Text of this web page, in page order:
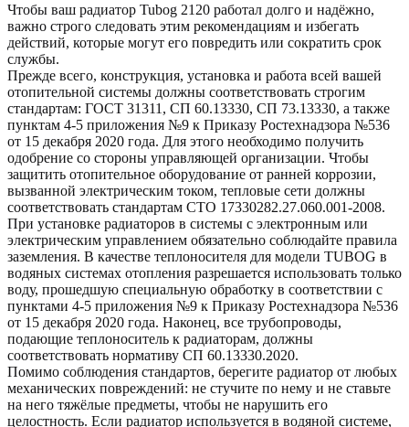
Чтобы ваш радиатор Tubog 2120 работал долго и надёжно,
важно строго следовать этим рекомендациям и избегать
действий, которые могут его повредить или сократить срок
службы.
Прежде всего, конструкция, установка и работа всей вашей
отопительной системы должны соответствовать строгим
стандартам: ГОСТ 31311, СП 60.13330, СП 73.13330, а также
пунктам 4-5 приложения №9 к Приказу Ростехнадзора №536
от 15 декабря 2020 года. Для этого необходимо получить
одобрение со стороны управляющей организации. Чтобы
защитить отопительное оборудование от ранней коррозии,
вызванной электрическим током, тепловые сети должны
соответствовать стандартам СТО 17330282.27.060.001-2008.
При установке радиаторов в системы с электронным или
электрическим управлением обязательно соблюдайте правила
заземления. В качестве теплоносителя для модели TUBOG в
водяных системах отопления разрешается использовать только
воду, прошедшую специальную обработку в соответствии с
пунктами 4-5 приложения №9 к Приказу Ростехнадзора №536
от 15 декабря 2020 года. Наконец, все трубопроводы,
подающие теплоноситель к радиаторам, должны
соответствовать нормативу СП 60.13330.2020.
Помимо соблюдения стандартов, берегите радиатор от любых
механических повреждений: не стучите по нему и не ставьте
на него тяжёлые предметы, чтобы не нарушить его
целостность. Если радиатор используется в водяной системе,